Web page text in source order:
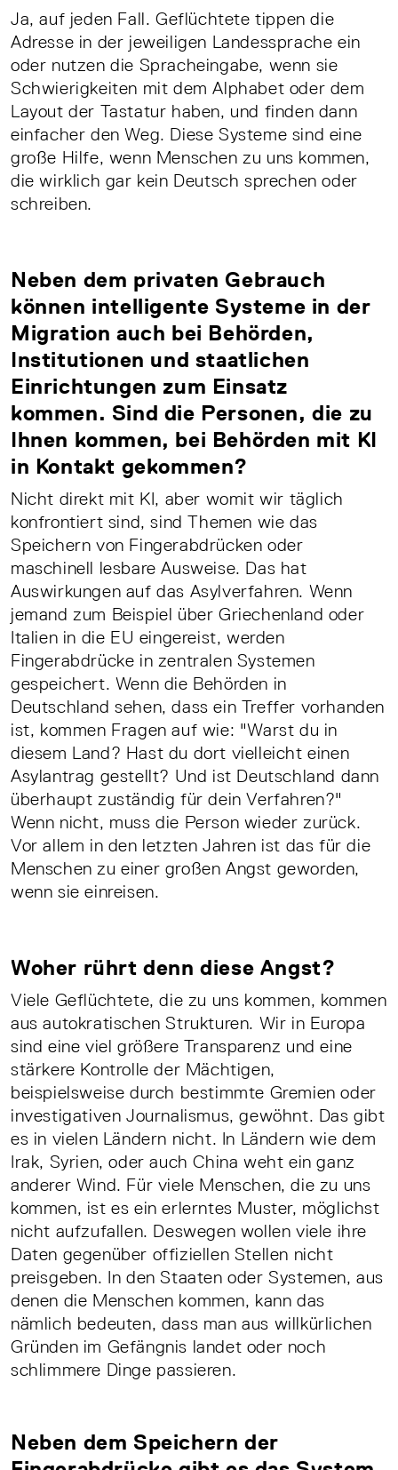
Ja, auf jeden Fall. Geflüchtete tippen die
Adresse in der jeweiligen Landessprache ein
oder nutzen die Spracheingabe, wenn sie
Schwierigkeiten mit dem Alphabet oder dem
Layout der Tastatur haben, und finden dann
einfacher den Weg. Diese Systeme sind eine
große Hilfe, wenn Menschen zu uns kommen,
die wirklich gar kein Deutsch sprechen oder
schreiben.
Neben dem privaten Gebrauch
können intelligente Systeme in der
Migration auch bei Behörden,
Institutionen und staatlichen
Einrichtungen zum Einsatz
kommen. Sind die Personen, die zu
Ihnen kommen, bei Behörden mit KI
in Kontakt gekommen?
Nicht direkt mit KI, aber womit wir täglich
konfrontiert sind, sind Themen wie das
Speichern von Fingerabdrücken oder
maschinell lesbare Ausweise. Das hat
Auswirkungen auf das Asylverfahren. Wenn
jemand zum Beispiel über Griechenland oder
Italien in die EU eingereist, werden
Fingerabdrücke in zentralen Systemen
gespeichert. Wenn die Behörden in
Deutschland sehen, dass ein Treffer vorhanden
ist, kommen Fragen auf wie: "Warst du in
diesem Land? Hast du dort vielleicht einen
Asylantrag gestellt? Und ist Deutschland dann
überhaupt zuständig für dein Verfahren?"
Wenn nicht, muss die Person wieder zurück.
Vor allem in den letzten Jahren ist das für die
Menschen zu einer großen Angst geworden,
wenn sie einreisen.
Woher rührt denn diese Angst?
Viele Geflüchtete, die zu uns kommen, kommen
aus autokratischen Strukturen. Wir in Europa
sind eine viel größere Transparenz und eine
stärkere Kontrolle der Mächtigen,
beispielsweise durch bestimmte Gremien oder
investigativen Journalismus, gewöhnt. Das gibt
es in vielen Ländern nicht. In Ländern wie dem
Irak, Syrien, oder auch China weht ein ganz
anderer Wind. Für viele Menschen, die zu uns
kommen, ist es ein erlerntes Muster, möglichst
nicht aufzufallen. Deswegen wollen viele ihre
Daten gegenüber offiziellen Stellen nicht
preisgeben. In den Staaten oder Systemen, aus
denen die Menschen kommen, kann das
nämlich bedeuten, dass man aus willkürlichen
Gründen im Gefängnis landet oder noch
schlimmere Dinge passieren.
Neben dem Speichern der